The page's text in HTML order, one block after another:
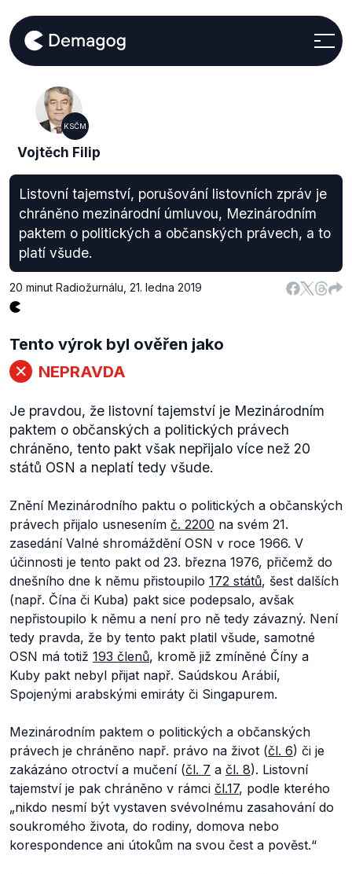
KSČM
Vojtěch Filip
Listovní tajemství, porušování listovních zpráv je
chráněno mezinárodní úmluvou, Mezinárodním
paktem o politických a občanských právech, a to
platí všude.
20 minut Radiožurnálu 21. ledna 2019
Tento výrok byl ověřen jako
NEPRAVDA
Je pravdou, že listovní tajemství je Mezinárodním
paktem o občanských a politických právech
chráněno, tento pakt však nepřijalo více než 20
států OSN a neplatí tedy všude.
Znění Mezinárodního paktu o politických a občanských
právech přijalo usnesením č. 2200 na svém 21.
zasedání Valné shromáždění OSN v roce 1966. V
účinnosti je tento pakt od 23. března 1976, přičemž do
dnešního dne k němu přistoupilo 172 států, šest dalších
(např. Čína či Kuba) pakt sice podepsalo, avšak
nepřistoupilo k němu a není pro ně tedy závazný. Není
tedy pravda, že by tento pakt platil všude, samotné
OSN má totiž 193 členů, kromě již zmíněné Číny a
Kuby pakt nebyl přijat např. Saúdskou Arábií,
Spojenými arabskými emiráty či Singapurem.
Mezinárodním paktem o politických a občanských
právech je chráněno např. právo na život (čl. 6) či je
zakázáno otroctví a mučení (čl. 7 a čl. 8). Listovní
tajemství je pak chráněno v rámci čl.17, podle kterého
„nikdo nesmí být vystaven svévolnému zasahování do
soukromého života, do rodiny, domova nebo
korespondence ani útokům na svou čest a pověst.“